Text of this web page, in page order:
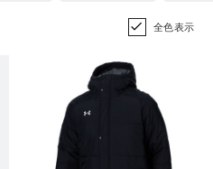
全色表示